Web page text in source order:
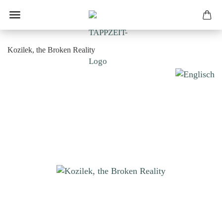
Kozilek, the Broken Reality